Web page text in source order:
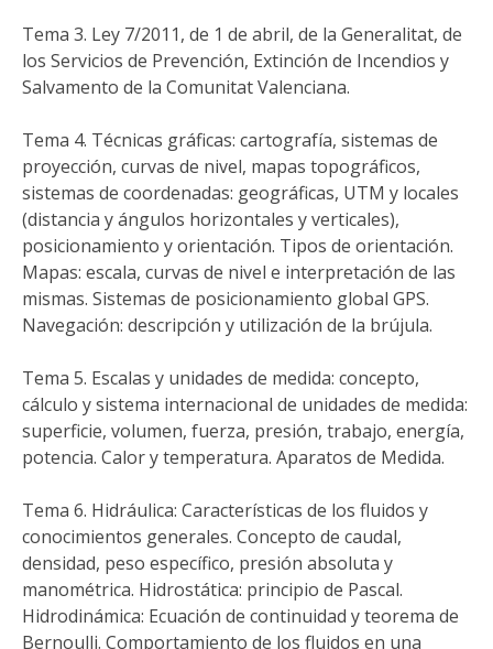
Tema 3. Ley 7/2011, de 1 de abril, de la Generalitat, de
los Servicios de Prevención, Extinción de Incendios y
Salvamento de la Comunitat Valenciana.
Tema 4. Técnicas gráficas: cartografía, sistemas de
proyección, curvas de nivel, mapas topográficos,
sistemas de coordenadas: geográficas, UTM y locales
(distancia y ángulos horizontales y verticales),
posicionamiento y orientación. Tipos de orientación.
Mapas: escala, curvas de nivel e interpretación de las
mismas. Sistemas de posicionamiento global GPS.
Navegación: descripción y utilización de la brújula.
Tema 5. Escalas y unidades de medida: concepto,
cálculo y sistema internacional de unidades de medida:
superficie, volumen, fuerza, presión, trabajo, energía,
potencia. Calor y temperatura. Aparatos de Medida.
Tema 6. Hidráulica: Características de los fluidos y
conocimientos generales. Concepto de caudal,
densidad, peso específico, presión absoluta y
manométrica. Hidrostática: principio de Pascal.
Hidrodinámica: Ecuación de continuidad y teorema de
Bernoulli. Comportamiento de los fluidos en una